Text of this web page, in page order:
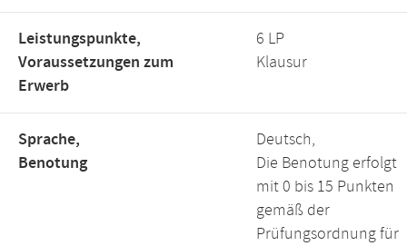
Leistungspunkte,
Voraussetzungen zum
Erwerb
6 LP
Klausur
Sprache,
Benotung
Deutsch,
Die Benotung erfolgt
mit 0 bis 15 Punkten
gemäß der
Prüfungsordnung für